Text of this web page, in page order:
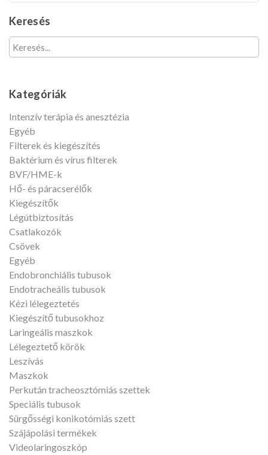
Keresés
Kategóriák
Intenzív terápia és anesztézia
Egyéb
Filterek és kiegészítés
Baktérium és vírus filterek
BVF/HME-k
Hő- és páracserélők
Kiegészítők
Légútbiztosítás
Csatlakozók
Csövek
Egyéb
Endobronchiális tubusok
Endotracheális tubusok
Kézi lélegeztetés
Kiegészítő tubusokhoz
Laringeális maszkok
Lélegeztető körök
Leszívás
Maszkok
Perkután tracheosztómiás szettek
Speciális tubusok
Sürgősségi konikotómiás szett
Szájápolási termékek
Videolaringoszkóp